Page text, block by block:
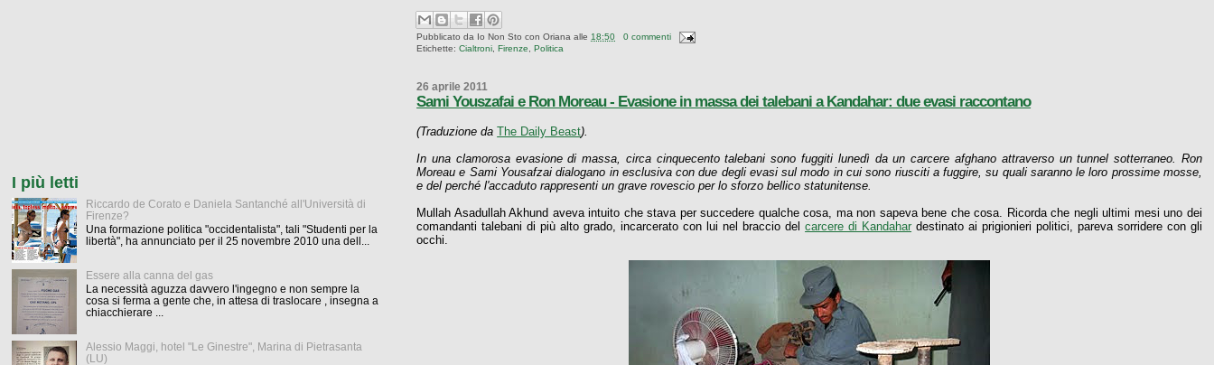
Pubblicato da Io Non Sto con Oriana alle 18:50
0 commenti
Etichette:Cialtroni ,Firenze ,Politica
26 aprile 2011
Sami Youszafai e Ron Moreau - Evasione in massa dei talebani a Kandahar: due evasi raccontano
(Traduzione da The Daily Beast).
In una clamorosa evasione di massa, circa cinquecento talebani sono fuggiti lunedì da un carcere afghano attraverso un tunnel sotterraneo. Ron
Moreau e Sami Yousafzai dialogano in esclusiva con due degli evasi sul modo in cui sono riusciti a fuggire, su quali saranno le loro prossime mosse,
e del perché l'accaduto rappresenti un grave rovescio per lo sforzo bellico statunitense.
Mullah Asadullah Akhund aveva intuito che stava per succedere qualche cosa, ma non sapeva bene che cosa. Ricorda che negli ultimi mesi uno dei
comandanti talebani di più alto grado, incarcerato con lui nel braccio delcarcere di Kandahar destinato ai prigionieri politici, pareva sorridere con gli
occhi.
I più letti
Riccardo de Corato e Daniela Santanché all'Università di
Firenze?
Una formazione politica "occidentalista", tali "Studenti per la
libertà", ha annunciato per il 25 novembre 2010 una dell...
Essere alla canna del gas
La necessità aguzza davvero l'ingegno e non sempre la
cosa si ferma a gente che, in attesa di traslocare , insegna a
chiacchierare ...
Alessio Maggi, hotel "Le Ginestre", Marina di Pietrasanta
(LU)